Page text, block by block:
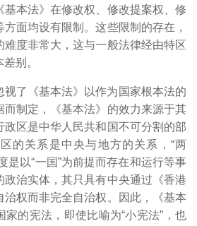
本法》在修改权、修改提案权、修
面均设有限制。这些限制的存在，
度非常大，这与一般法律经由特区
别。
视了《基本法》以作为国家根本法的
而制定，《基本法》的效力来源于其
区是中华人民共和国不可分割的部
的关系是中央与地方的关系，“两
是以“一国”为前提而存在和运行等事
政治实体，其只具有中央通过《香港
权而非完全自治权。因此，《基本
的宪法，即使比喻为“小宪法”，也